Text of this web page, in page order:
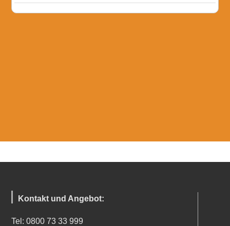
Kontakt und Angebot:
Tel: 0800 73 33 999